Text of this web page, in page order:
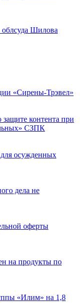
облсуда Шилова
«Сирены-Трэвел»
защите контента при
СЗПК
осужденных
дела не
оферты
на продукты по
«Илим» на 1,8